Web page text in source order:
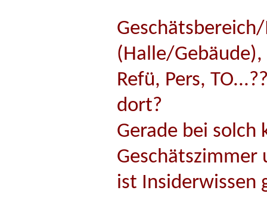
(Halle/Gebäude),
Refü, Pers,
dort?
Gerade bei
Geschätszimmer
ist Insiderwissen